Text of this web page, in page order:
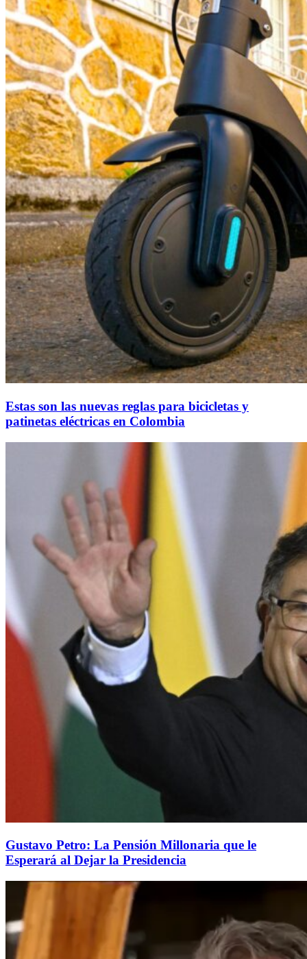
Estas son las nuevas reglas para bicicletas y
patinetas eléctricas en Colombia
Gustavo Petro: La Pensión Millonaria que le
Esperará al Dejar la Presidencia